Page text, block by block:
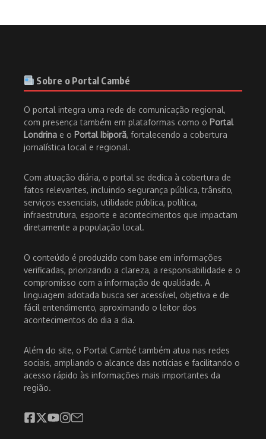
Sobre o Portal Cambé
O portal integra uma rede de comunicação regional,
com presença também em plataformas como o Portal
Londrina e o Portal Ibiporã, fortalecendo a cobertura
jornalística local e regional.
Com atuação diária, o portal se dedica à cobertura de
fatos relevantes, incluindo segurança pública, trânsito,
serviços essenciais, utilidade pública, política,
infraestrutura, esporte e acontecimentos que impactam
diretamente a população local.
O conteúdo é produzido com base em informações
verificadas, priorizando a clareza, a responsabilidade e o
compromisso com a informação de qualidade. A
linguagem adotada busca ser acessível, objetiva e de
fácil entendimento, aproximando o leitor dos
acontecimentos do dia a dia.
Além do site, o Portal Cambé também atua nas redes
sociais, ampliando o alcance das notícias e facilitando o
acesso rápido às informações mais importantes da
região.